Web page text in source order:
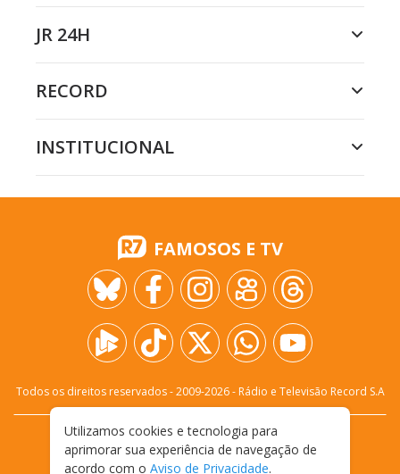
JR 24H
RECORD
INSTITUCIONAL
FAMOSOS E TV
Todos os direitos reservados - 2009-2026- Rádio e Televisão Record S.A
FALE CONOSCO
PRIVACIDADE
TERMOS E CONDIÇÕES DE USO
Utilizamos cookies e tecnologia para
aprimorar sua experiência de navegação de
acordo com o Aviso de Privacidade.